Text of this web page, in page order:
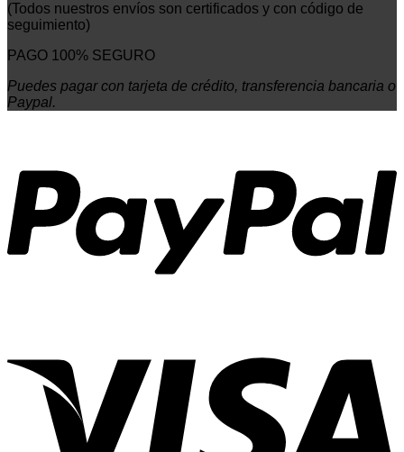
(Todos nuestros envíos son certificados y con código de
seguimiento)
PAGO 100% SEGURO
Puedes pagar con tarjeta de crédito, transferencia bancaria o
Paypal.